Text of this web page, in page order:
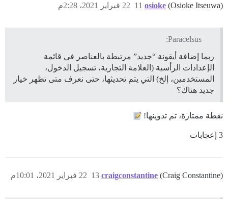
osioke (Osioke Itseuwa) 22 فبراير 2021، 2:28م 11
Paracelsus:
ربما إضافة أيقونة “جديد” مرتبطة بالعناصر في قائمة
الإعدادات الرأسية (العلامة التجارية، تسجيل الدخول،
المستخدمين، إلخ) التي يتم تحديثها، حتى نعرف متى تظهر خيار
جديد هناك؟
نقطة ممتازة، تم تدوينها!
3 إعجابات
craigconstantine (Craig Constantine) 22 فبراير 2021، 10:01م 13